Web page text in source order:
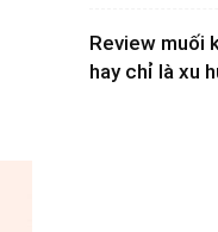
Review muối
hay chỉ là xu